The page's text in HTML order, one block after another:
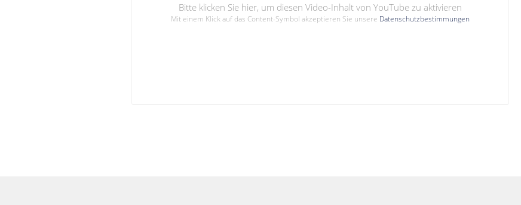
Bitte klicken Sie hier, um diesen Video-Inhalt von YouTube zu aktivieren
Mit einem Klick auf das Content-Symbol akzeptieren Sie unsere Datenschutzbestimmungen